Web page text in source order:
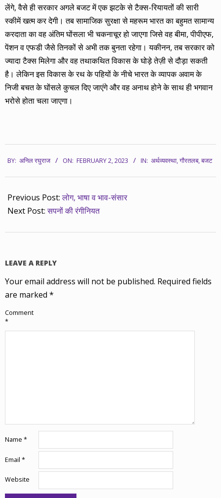
लेंगे, वैसे ही सरकार अगले बजट में एक झटके से टैक्स-रियायतों की सारी
स्कीमें खत्म कर देगी। तब सामाजिक सुरक्षा से महरूम भारत का बहुमत सामान्य
करदाता का वह अंतिम घोंसला भी चकनाचूर हो जाएगा जिसे वह बीमा, पीपीएफ,
पेंशन व एफडी जैसे तिनकों से अभी तक बुनता रहेगा। यकीनन, तब सरकार को
ज्यादा टैक्स मिलेगा और वह तथाकथित विकास के घोड़े तेज़ी से दौड़ा सकती
है। लेकिन इस विकास के रथ के पहियों के नीचे भारत के व्यापक अवाम के
निजी बचत के घोंसले कुचल दिए जाएंगे और वह अनाथ होने के साथ ही भगवान
भरोसे होता चला जाएगा।
02-
02
BY: अनिल रघुराज ON: FEBRUARY 2, 2023 IN: अर्थव्यवस्था,गौरतलब,बजट
Previous Post:लोग, भाषा व भाव-संसार
Next Post:सपनों की रंगीनियत
LEAVE A REPLY
Your email address will not be published. Required fields
are marked *
Comment
*
Name *
Email *
Website